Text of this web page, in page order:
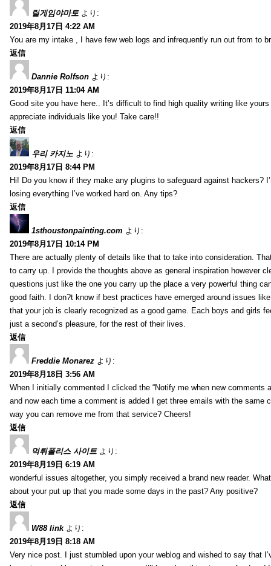
릴게임야마토 より:
2019年8月17日 4:22 AM
You are my intake , I have few web logs and infrequently run out from to
返信
Dannie Rolfson より:
2019年8月17日 11:04 AM
Good site you have here.. It’s difficult to find high quality writing like
appreciate individuals like you! Take care!!
返信
우리 카지노 より:
2019年8月17日 8:44 PM
Hi! Do you know if they make any plugins to safeguard against hackers?
losing everything I’ve worked hard on. Any tips?
返信
1sthoustonpainting.com より:
2019年8月17日 10:14 PM
There are actually plenty of details like that to take into consideration.
to carry up. I provide the thoughts above as general inspiration however
questions just like the one you carry up the place a very powerful thing
good faith. I don?t know if best practices have emerged around issues
that your job is clearly recognized as a good game. Each boys and girls
just a second’s pleasure, for the rest of their lives.
返信
Freddie Monarez より:
2019年8月18日 3:56 AM
When I initially commented I clicked the “Notify me when new comments
and now each time a comment is added I get three emails with the same
way you can remove me from that service? Cheers!
返信
먹튀폴리스 사이트 より:
2019年8月19日 6:19 AM
wonderful issues altogether, you simply received a brand new reader.
about your put up that you made some days in the past? Any positive?
返信
W88 link より:
2019年8月19日 8:18 AM
Very nice post. I just stumbled upon your weblog and wished to say that